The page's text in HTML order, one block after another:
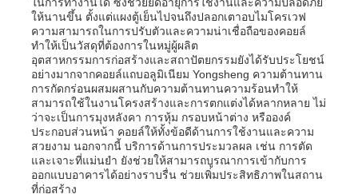
ในการทำงานได้ ซึ่งช่วยยืดอายุการใช้งานและความปลอดภัย
ให้นานขึ้น ตั้งแต่แผงตู้เย็นไปจนถึงปลอกเตาอบไมโครเวฟ
ความสามารถในการปรับตัวและความน่าเชื่อถือของคอยล์
ทำให้เป็นวัสดุที่ต้องการในหมู่ผู้ผลิต
อุตสาหกรรมการก่อสร้างและสถาปัตยกรรมยังได้รับประโยชน์
อย่างมากจากคอยล์แถบอลูมิเนียม Yongsheng ความต้านทาน
การกัดกร่อนผสมผสานกับความต้านทานความร้อนทำให้
สามารถใช้ในงานโครงสร้างและการตกแต่งได้หลากหลาย ไม่
ว่าจะเป็นการมุงหลังคา การหุ้ม กรอบหน้าต่าง หรือองค์
ประกอบส่วนหน้า คอยล์ให้ทั้งข้อดีด้านการใช้งานและความ
สวยงาม นอกจากนี้ บริการด้านการประมวลผล เช่น การตัด
และเจาะที่แม่นยำ ยังช่วยให้สามารถบูรณาการเข้ากับการ
ออกแบบอาคารได้อย่างราบรื่น ช่วยเพิ่มประสิทธิภาพในสถาน
ที่ก่อสร้าง